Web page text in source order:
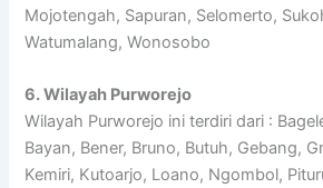
Mojotengah, Sapuran, Selomerto,
Watumalang, Wonosobo
6. Wilayah Purworejo
Wilayah Purworejo ini terdiri dari :
Bayan, Bener, Bruno, Butuh, Gebang,
Kemiri, Kutoarjo, Loano, Ngombol,